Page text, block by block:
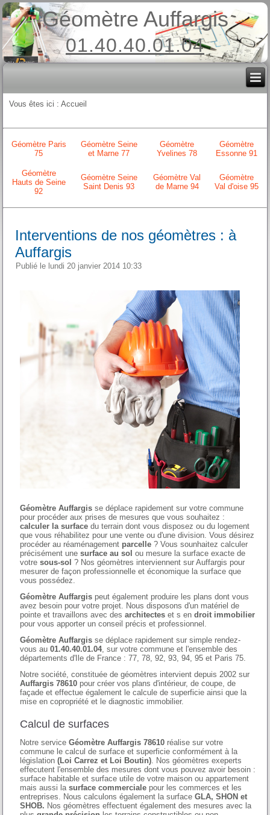
Géomètre Auffargis
01.40.40.01.04
Vous êtes ici :Accueil
Géomètre Paris
75
Géomètre Seine
et Marne 77
Géomètre
Yvelines 78
Géomètre
Essonne 91
Géomètre
Hauts de Seine
92
Géomètre Seine
Saint Denis 93
Géomètre Val
de Marne 94
Géomètre
Val d'oise 95
Interventions de nos géomètres : à
Auffargis
Publié le lundi 20 janvier 2014 10:33
Géomètre Auffargis se déplace rapidement sur votre commune
pour procéder aux prises de mesures que vous souhaitez :
calculer la surface du terrain dont vous disposez ou du logement
que vous réhabilitez pour une vente ou d'une division. Vous désirez
procéder au réaménagement parcelle ? Vous sounhaitez calculer
précisément unesurface au sol ou mesure la surface exacte de
votresous-sol ? Nos géomètres interviennent sur Auffargis pour
mesurer de façon professionnelle et économique la surface que
vous possédez.
Géomètre Auffargis peut également produire les plans dont vous
avez besoin pour votre projet. Nous disposons d'un matériel de
pointe et travaillons avec desarchitectes et s endroit immobilier
pour vous apporter un conseil précis et professionnel.
Géomètre Auffargis se déplace rapidement sur simple rendez-
vous au01.40.40.01.04, sur votre commune et l'ensemble des
départements d'Ile de France : 77, 78, 92, 93, 94, 95 et Paris 75.
Notre société, constituée de géomètres intervient depuis 2002 sur
Auffargis 78610 pour créer vos plans d'intérieur, de coupe, de
façade et effectue également le calcule de superficie ainsi que la
mise en copropriété et le diagnostic immobilier.
Calcul de surfaces
Notre serviceGéomètre Auffargis 78610 réalise sur votre
commune le calcul de surface et superficie conformément à la
législation(Loi Carrez et Loi Boutin). Nos géomètres exeperts
effecutent l'ensemble des mesures dont vous pouvez avoir besoin :
surface habitable et surface utile de votre maison ou appartement
mais aussi lasurface commerciale pour les commerces et les
entreprises. Nous calculons également la surfaceGLA, SHON et
SHOB. Nos géomètres effectuent également des mesures avec la